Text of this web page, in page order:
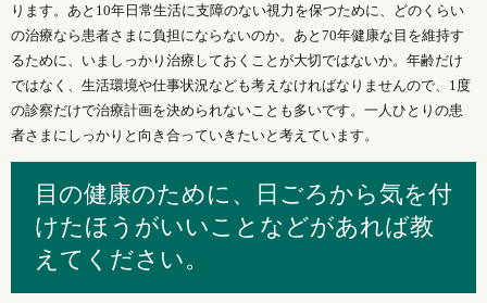
ります。あと10年日常生活に支障のない視力を保つために、どのくらい
の治療なら患者さまに負担にならないのか。あと70年健康な目を維持す
るために、いましっかり治療しておくことが大切ではないか。年齢だけ
ではなく、生活環境や仕事状況なども考えなければなりませんので、1度
の診察だけで治療計画を決められないことも多いです。一人ひとりの患
者さまにしっかりと向き合っていきたいと考えています。
目の健康のために、日ごろから気を付
けたほうがいいことなどがあれば教
えてください。